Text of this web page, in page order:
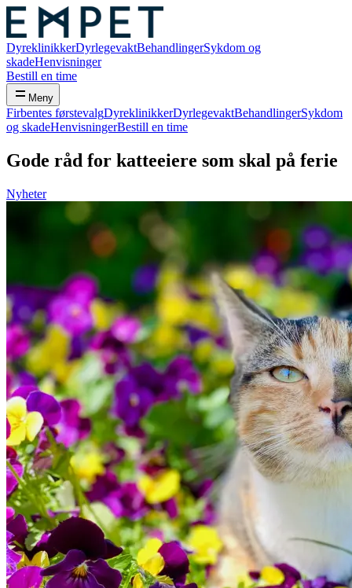
DyreklinikkerDyrlegevaktBehandlingerSykdom og
skadeHenvisninger
Bestill en time
Meny
Firbentes førstevalgDyreklinikkerDyrlegevaktBehandlingerSykdom
og skadeHenvisningerBestill en time
Gode råd for katteeiere som skal på ferie
Nyheter